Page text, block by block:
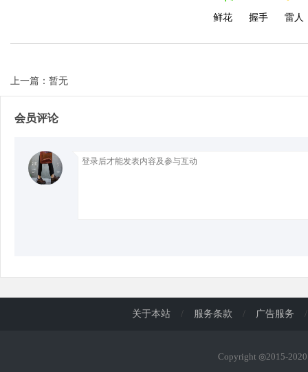
鲜花 握手 雷人
上一篇：暂无
会员评论
关于本站 / 服务条款 / 广告服务 /
Copyright ◎2015-